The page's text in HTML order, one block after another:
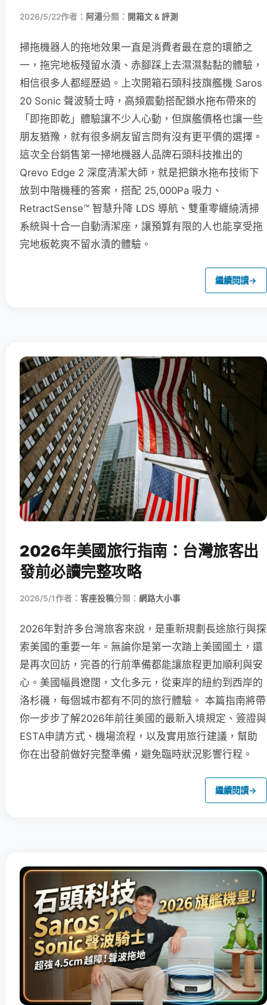
2026/5/22作者： 阿湯分類： 開箱文 & 評測
掃拖機器人的拖地效果一直是消費者最在意的環節之
一，拖完地板殘留水漬、赤腳踩上去濕濕黏黏的體驗，
相信很多人都經歷過。上次開箱石頭科技旗艦機 Saros
20 Sonic 聲波騎士時，高頻震動搭配鎖水拖布帶來的
「即拖即乾」體驗讓不少人心動，但旗艦價格也讓一些
朋友猶豫，就有很多網友留言問有沒有更平價的選擇。
這次全台銷售第一掃地機器人品牌石頭科技推出的
Qrevo Edge 2 深度清潔大師，就是把鎖水拖布技術下
放到中階機種的答案，搭配 25,000Pa 吸力、
RetractSense™ 智慧升降 LDS 導航、雙重零纏繞清掃
系統與十合一自動清潔座，讓預算有限的人也能享受拖
完地板乾爽不留水漬的體驗。
繼續閱讀→
2026年美國旅行指南：台灣旅客出
發前必讀完整攻略
2026/5/1作者： 客座投稿分類： 網路大小事
2026年對許多台灣旅客來說，是重新規劃長途旅行與探
索美國的重要一年。無論你是第一次踏上美國國土，還
是再次回訪，完善的行前準備都能讓旅程更加順利與安
心。美國幅員遼闊，文化多元，從東岸的紐約到西岸的
洛杉磯，每個城市都有不同的旅行體驗。 本篇指南將帶
你一步步了解2026年前往美國的最新入境規定、簽證與
ESTA申請方式、機場流程，以及實用旅行建議，幫助
你在出發前做好完整準備，避免臨時狀況影響行程。
繼續閱讀→